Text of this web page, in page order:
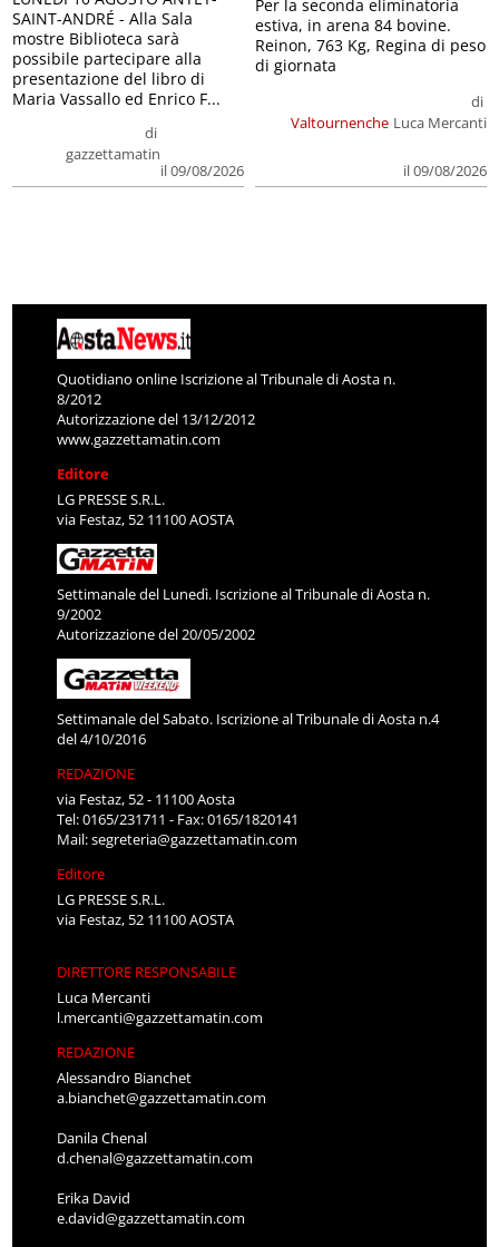
di
gazzettamatin
il 09/08/2026
SAINT-ANDRÉ - Alla Sala
mostre Biblioteca sarà
possibile partecipare alla
presentazione del libro di
Maria Vassallo ed Enrico F...
Valtournenche
di
Luca Mercanti
il 09/08/2026
Per la seconda eliminatoria
estiva, in arena 84 bovine.
Reinon, 763 Kg, Regina di peso
di giornata
Quotidiano online Iscrizione al Tribunale di Aosta n.
8/2012
Autorizzazione del 13/12/2012
www.gazzettamatin.com
Editore
LG PRESSE S.R.L.
via Festaz, 52 11100 AOSTA
Settimanale del Lunedì. Iscrizione al Tribunale di Aosta n.
9/2002
Autorizzazione del 20/05/2002
Settimanale del Sabato. Iscrizione al Tribunale di Aosta n.4
del 4/10/2016
REDAZIONE
via Festaz, 52 - 11100 Aosta
Tel: 0165/231711 - Fax: 0165/1820141
Mail:segreteria@gazzettamatin.com
Editore
LG PRESSE S.R.L.
via Festaz, 52 11100 AOSTA
DIRETTORE RESPONSABILE
Luca Mercanti
l.mercanti@gazzettamatin.com
REDAZIONE
Alessandro Bianchet
a.bianchet@gazzettamatin.com
Danila Chenal
d.chenal@gazzettamatin.com
Erika David
e.david@gazzettamatin.com